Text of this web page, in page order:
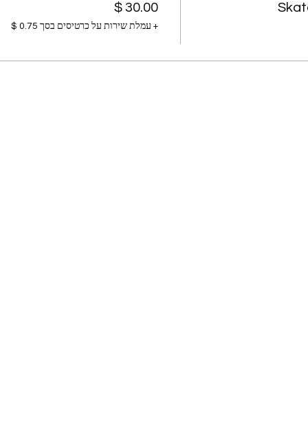
+ עמלת שירות על כרטיסים בסך ‏0.75 ‏$